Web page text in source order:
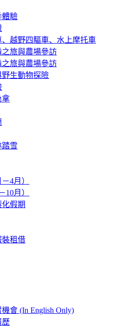
體驗
、越野四驅車、水上摩托車
之旅與農場參訪
之旅與農場參訪
生動物探險
拿
踏雪
4月）
10月）
假期
裝租借
會 (In English Only)
歷